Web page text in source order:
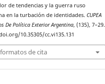
de tendencias y la guerra ruso
en la turbación de identidades.CUPEA
De Política Exterior Argentina, (135), 7–29.
10.35305/cc.vi135.131
de cita